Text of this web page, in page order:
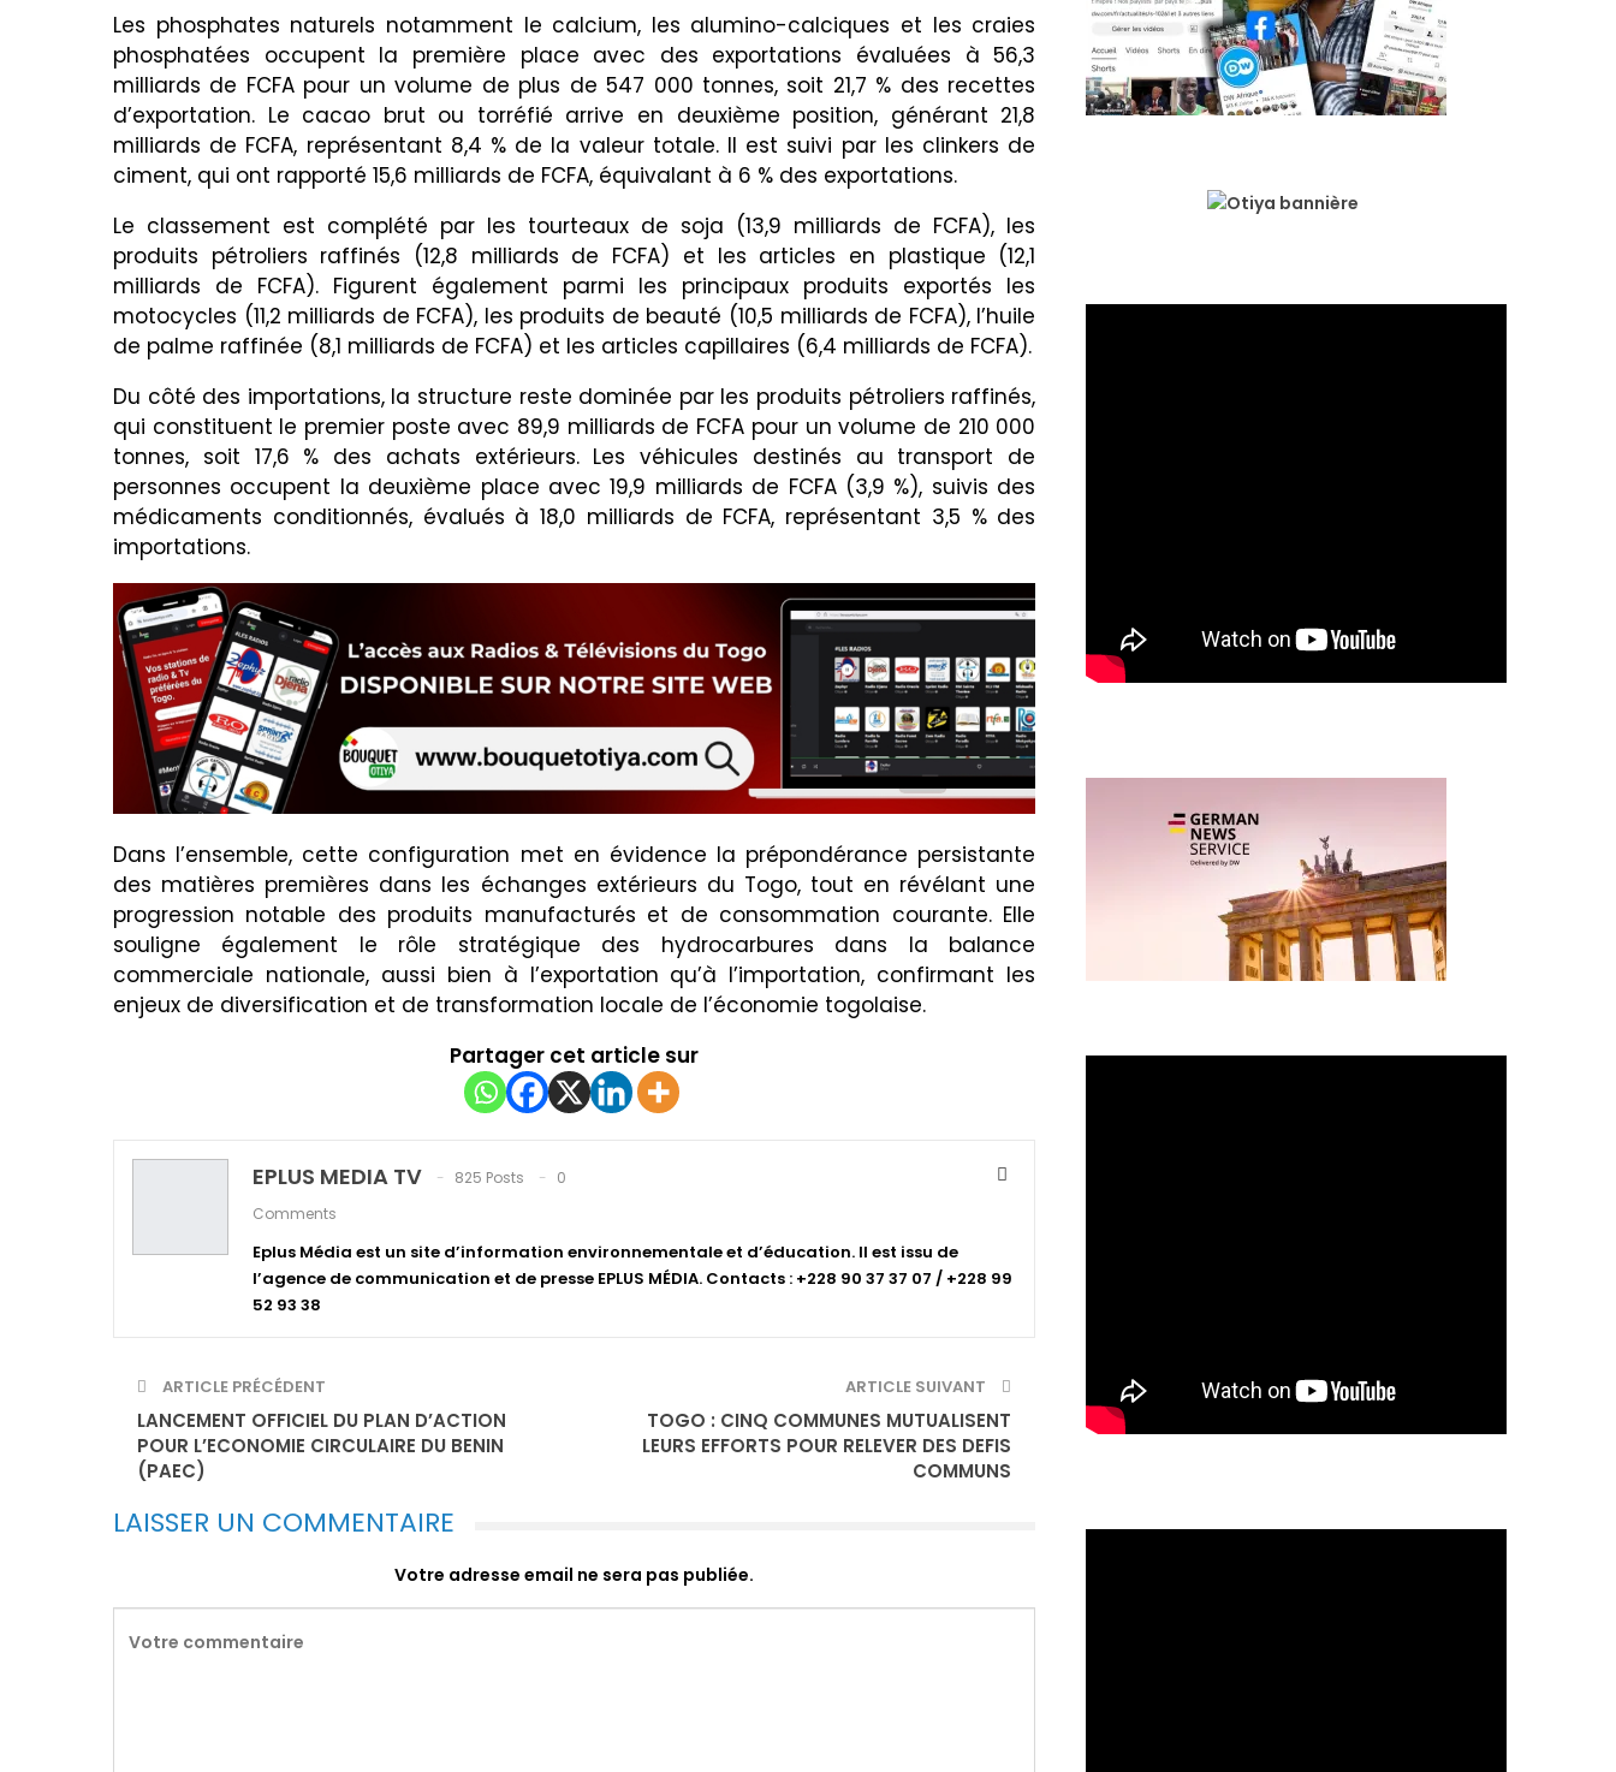
Les phosphates naturels notamment le calcium, les alumino-calciques et les craies
phosphatées occupent la première place avec des exportations évaluées à 56,3
milliards de FCFA pour un volume de plus de 547 000 tonnes, soit 21,7 % des recettes
d’exportation. Le cacao brut ou torréfié arrive en deuxième position, générant 21,8
milliards de FCFA, représentant 8,4 % de la valeur totale. Il est suivi par les clinkers de
ciment, qui ont rapporté 15,6 milliards de FCFA, équivalant à 6 % des exportations.
Le classement est complété par les tourteaux de soja (13,9 milliards de FCFA), les
produits pétroliers raffinés (12,8 milliards de FCFA) et les articles en plastique (12,1
milliards de FCFA). Figurent également parmi les principaux produits exportés les
motocycles (11,2 milliards de FCFA), les produits de beauté (10,5 milliards de FCFA), l’huile
de palme raffinée (8,1 milliards de FCFA) et les articles capillaires (6,4 milliards de FCFA).
Du côté des importations, la structure reste dominée par les produits pétroliers raffinés,
qui constituent le premier poste avec 89,9 milliards de FCFA pour un volume de 210 000
tonnes, soit 17,6 % des achats extérieurs. Les véhicules destinés au transport de
personnes occupent la deuxième place avec 19,9 milliards de FCFA (3,9 %), suivis des
médicaments conditionnés, évalués à 18,0 milliards de FCFA, représentant 3,5 % des
importations.
Dans l’ensemble, cette configuration met en évidence la prépondérance persistante
des matières premières dans les échanges extérieurs du Togo, tout en révélant une
progression notable des produits manufacturés et de consommation courante. Elle
souligne également le rôle stratégique des hydrocarbures dans la balance
commerciale nationale, aussi bien à l’exportation qu’à l’importation, confirmant les
enjeux de diversification et de transformation locale de l’économie togolaise.
Partager cet article sur
EPLUS MEDIA TV 825 Posts
0
Comments
Eplus Média est un site d’information environnementale et d’éducation. Il est issu de
l’agence de communication et de presse EPLUS MÉDIA. Contacts : +228 90 37 37 07 / +228 99
52 93 38
ARTICLE PRÉCÉDENT
LANCEMENT OFFICIEL DU PLAN D’ACTION
POUR L’ECONOMIE CIRCULAIRE DU BENIN
(PAEC)
ARTICLE SUIVANT
TOGO : CINQ COMMUNES MUTUALISENT
LEURS EFFORTS POUR RELEVER DES DEFIS
COMMUNS
LAISSER UN COMMENTAIRE
Votre adresse email ne sera pas publiée.